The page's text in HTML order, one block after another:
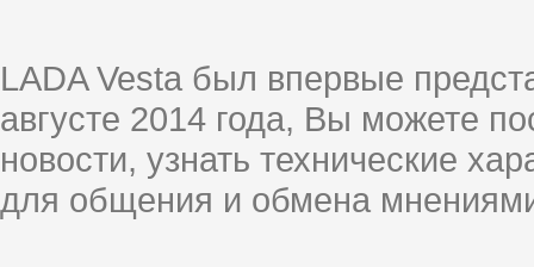
LADA Vesta был впервые
августе 2014 года, Вы можете
новости, узнать технические
для общения и обмена